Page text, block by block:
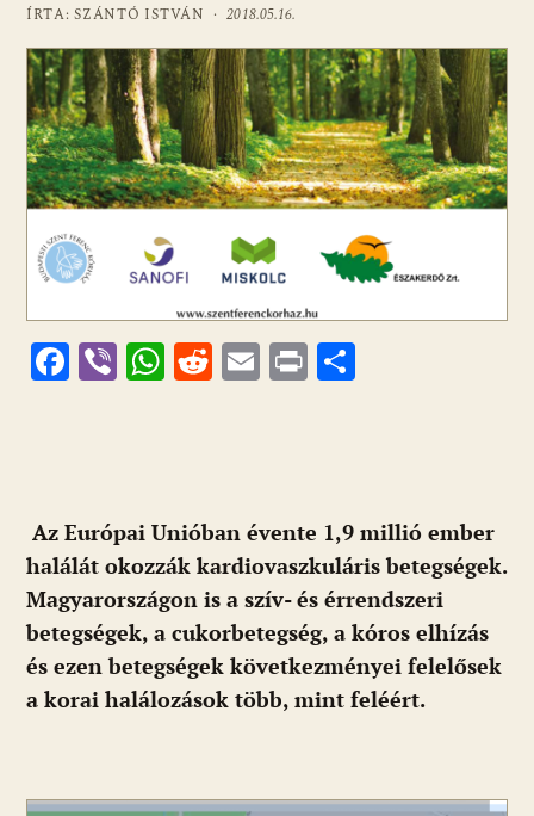
ÍRTA: SZÁNTÓ ISTVÁN ·2018.05.16.
F
o
o
k
Vi W
A
p
p
R E Pr
g
Az Európai Unióban évente 1,9 millió ember
halálát okozzák kardiovaszkuláris betegségek.
Magyarországon is a szív- és érrendszeri
betegségek, a cukorbetegség, a kóros elhízás
és ezen betegségek következményei felelősek
a korai halálozások több, mint feléért.